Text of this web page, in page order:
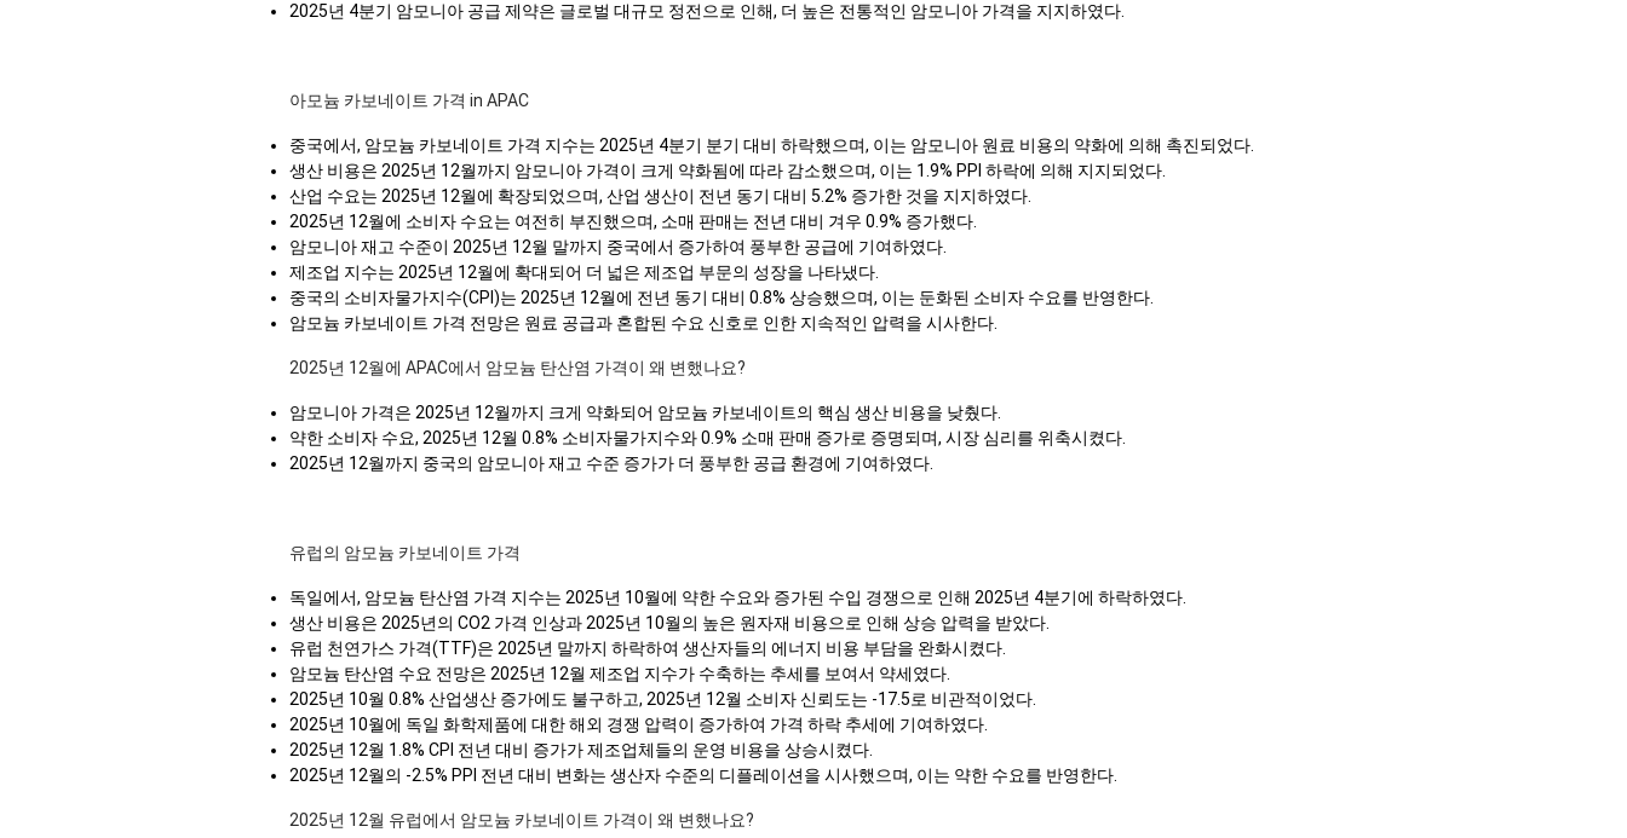
2025년 4분기 암모니아 공급 제약은 글로벌 대규모 정전으로 인해, 더 높은 전통적인 암모니아 가격을 지지하였다.
아모늄 카보네이트 가격 in APAC
중국에서, 암모늄 카보네이트 가격 지수는 2025년 4분기 분기 대비 하락했으며, 이는 암모니아 원료 비용의 약화에 의해 촉진되었다.
생산 비용은 2025년 12월까지 암모니아 가격이 크게 약화됨에 따라 감소했으며, 이는 1.9% PPI 하락에 의해 지지되었다.
산업 수요는 2025년 12월에 확장되었으며, 산업 생산이 전년 동기 대비 5.2% 증가한 것을 지지하였다.
2025년 12월에 소비자 수요는 여전히 부진했으며, 소매 판매는 전년 대비 겨우 0.9% 증가했다.
암모니아 재고 수준이 2025년 12월 말까지 중국에서 증가하여 풍부한 공급에 기여하였다.
제조업 지수는 2025년 12월에 확대되어 더 넓은 제조업 부문의 성장을 나타냈다.
중국의 소비자물가지수(CPI)는 2025년 12월에 전년 동기 대비 0.8% 상승했으며, 이는 둔화된 소비자 수요를 반영한다.
암모늄 카보네이트 가격 전망은 원료 공급과 혼합된 수요 신호로 인한 지속적인 압력을 시사한다.
2025년 12월에 APAC에서 암모늄 탄산염 가격이 왜 변했나요?
암모니아 가격은 2025년 12월까지 크게 약화되어 암모늄 카보네이트의 핵심 생산 비용을 낮췄다.
약한 소비자 수요, 2025년 12월 0.8% 소비자물가지수와 0.9% 소매 판매 증가로 증명되며, 시장 심리를 위축시켰다.
2025년 12월까지 중국의 암모니아 재고 수준 증가가 더 풍부한 공급 환경에 기여하였다.
유럽의 암모늄 카보네이트 가격
독일에서, 암모늄 탄산염 가격 지수는 2025년 10월에 약한 수요와 증가된 수입 경쟁으로 인해 2025년 4분기에 하락하였다.
생산 비용은 2025년의 CO2 가격 인상과 2025년 10월의 높은 원자재 비용으로 인해 상승 압력을 받았다.
유럽 천연가스 가격(TTF)은 2025년 말까지 하락하여 생산자들의 에너지 비용 부담을 완화시켰다.
암모늄 탄산염 수요 전망은 2025년 12월 제조업 지수가 수축하는 추세를 보여서 약세였다.
2025년 10월 0.8% 산업생산 증가에도 불구하고, 2025년 12월 소비자 신뢰도는 -17.5로 비관적이었다.
2025년 10월에 독일 화학제품에 대한 해외 경쟁 압력이 증가하여 가격 하락 추세에 기여하였다.
2025년 12월 1.8% CPI 전년 대비 증가가 제조업체들의 운영 비용을 상승시켰다.
2025년 12월의 -2.5% PPI 전년 대비 변화는 생산자 수준의 디플레이션을 시사했으며, 이는 약한 수요를 반영한다.
2025년 12월 유럽에서 암모늄 카보네이트 가격이 왜 변했나요?